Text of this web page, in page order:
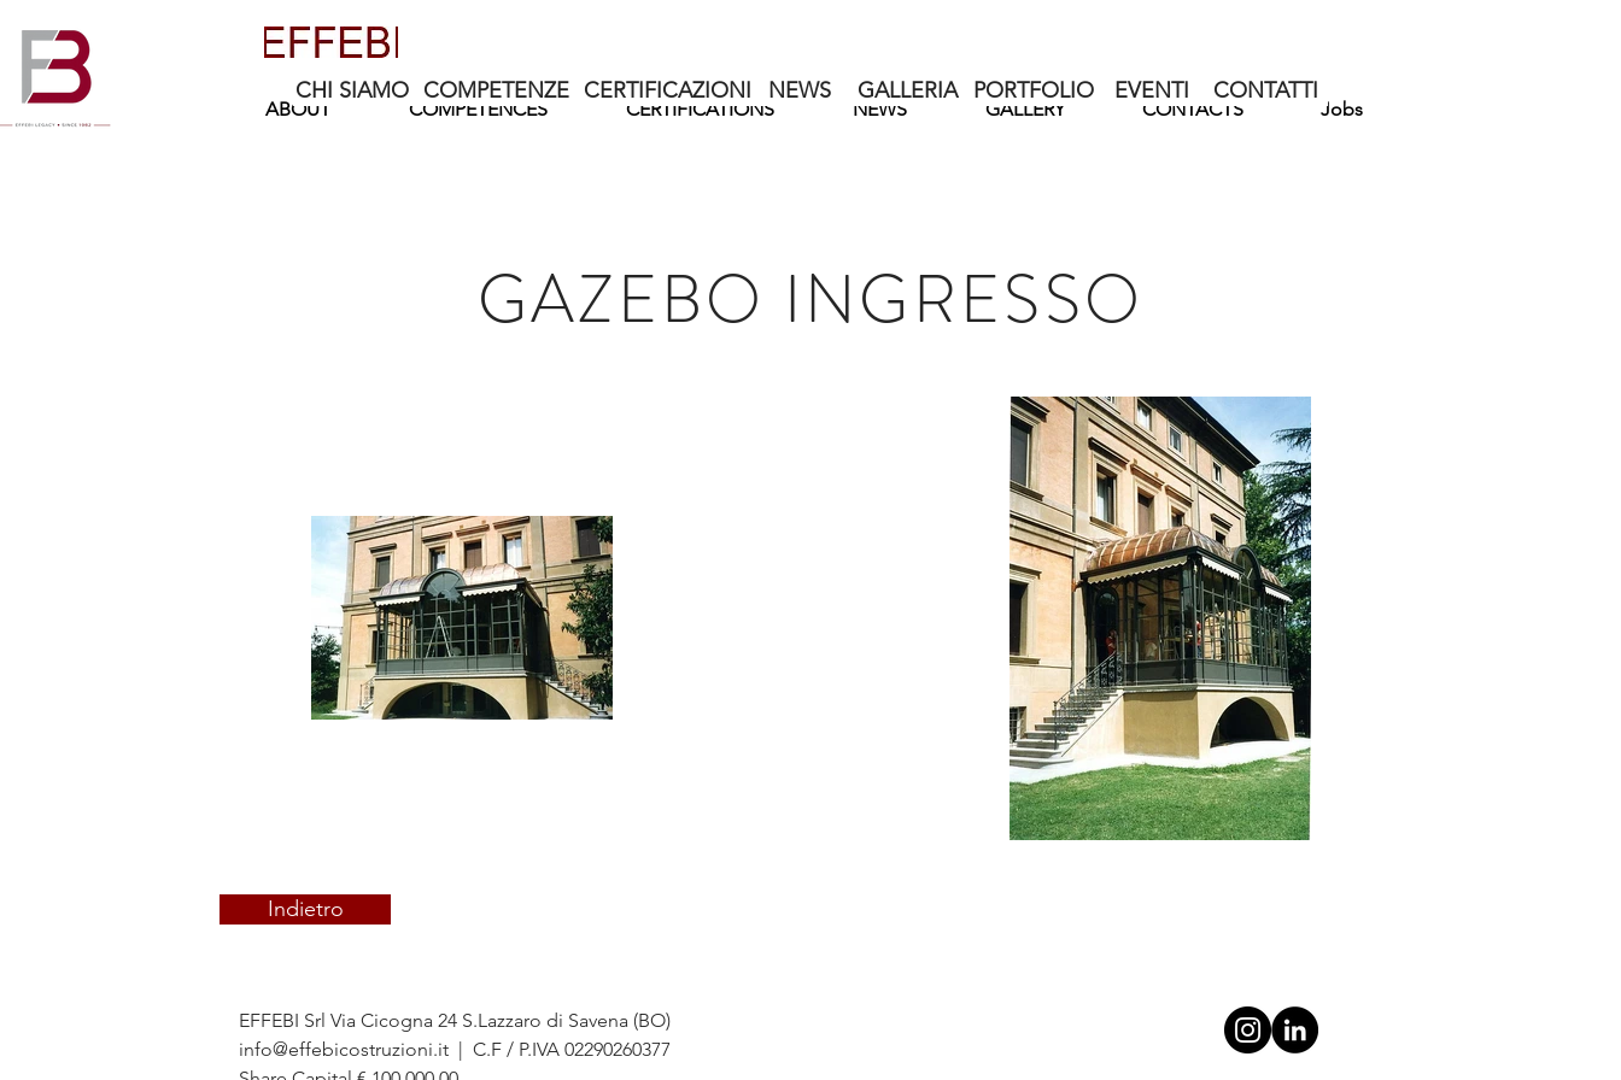
ABOUT COMPETENCES CERTIFICATIONS NEWS GALLERY CONTACTS Jobs
CHI SIAMO COMPETENZE CERTIFICAZIONI NEWS GALLERIA PORTFOLIO EVENTI CONTATTI
GAZEBO INGRESSO
Indietro
EFFEBI Srl Via Cicogna 24 S.Lazzaro di Savena (BO)
info@effebicostruzioni.it | C.F / P.IVA 02290260377